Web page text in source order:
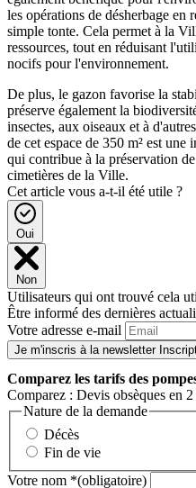
les opérations de désherbage en
simple tonte. Cela permet à la
ressources, tout en réduisant
nocifs pour l'environnement.
De plus, le gazon favorise la
préserve également la
insectes, aux oiseaux et à
de cet espace de 350 m² est
qui contribue à la préservation
cimetières de la Ville.
Cet article vous a-t-il été utile ?
Oui
Non
Utilisateurs qui ont trouvé cela
Être informé des dernières
Votre adresse e-mail
Je m'inscris à la newsletter
Comparez les tarifs des
Comparez : Devis obsèques en
Nature de la demande
Décès
Fin de vie
Votre nom *(obligatoire)